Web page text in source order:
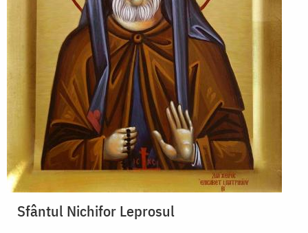
Sfântul Nichifor Leprosul